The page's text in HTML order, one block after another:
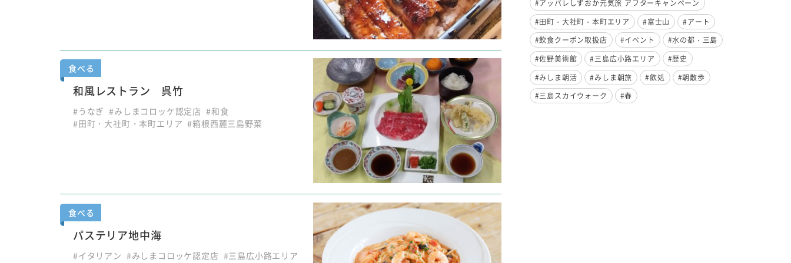
食べる
和風レストラン 呉竹
#うなぎ #みしまコロッケ認定店 #和食
#田町・大社町・本町エリア #箱根西麓三島野菜
食べる
パステリア地中海
#イタリアン #みしまコロッケ認定店 #三島広小路エリア
#アッパレしずおか元気旅 アフターキャンペーン
#田町・大社町・本町エリア
#富士山
#アート
#飲食クーポン取扱店
#イベント
#水の都・三島
#佐野美術館
#三島広小路エリア
#歴史
#みしま朝活
#みしま朝旅 #飲処
#朝散歩
#三島スカイウォーク
#春